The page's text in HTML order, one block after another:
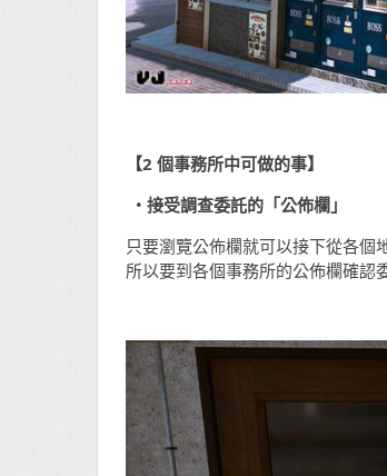
【2 個事務所中可做的事】
・接受調查委託的「公佈欄」
只要瀏覽公佈欄就可以接下從各
所以要到各個事務所的公佈欄確認